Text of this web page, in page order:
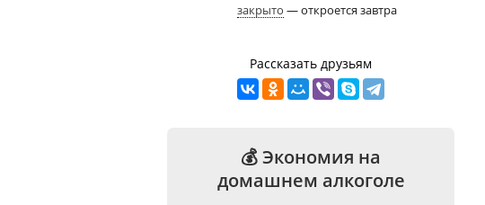
закрыто — откроется завтра
Рассказать друзьям
💰 Экономия на
домашнем алкоголе